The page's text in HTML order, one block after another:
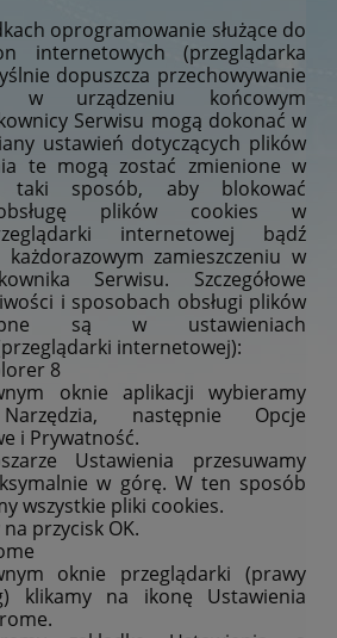
oprogramowanie służące do
internetowych (przeglądarka
dopuszcza przechowywanie
w urządzeniu końcowym
Serwisu mogą dokonać w
ustawień dotyczących plików
te mogą zostać zmienione w
taki sposób, aby blokować
plików cookies w
internetowej bądź
zamieszczeniu w
Serwisu. Szczegółowe
i sposobach obsługi plików
są w ustawieniach
internetowej):
8
oknie aplikacji wybieramy
następnie Opcje
i Prywatność.
Ustawienia przesuwamy
w górę. W ten sposób
wszystkie pliki cookies.
przycisk OK.
oknie przeglądarki (prawy
klikamy na ikonę Ustawienia